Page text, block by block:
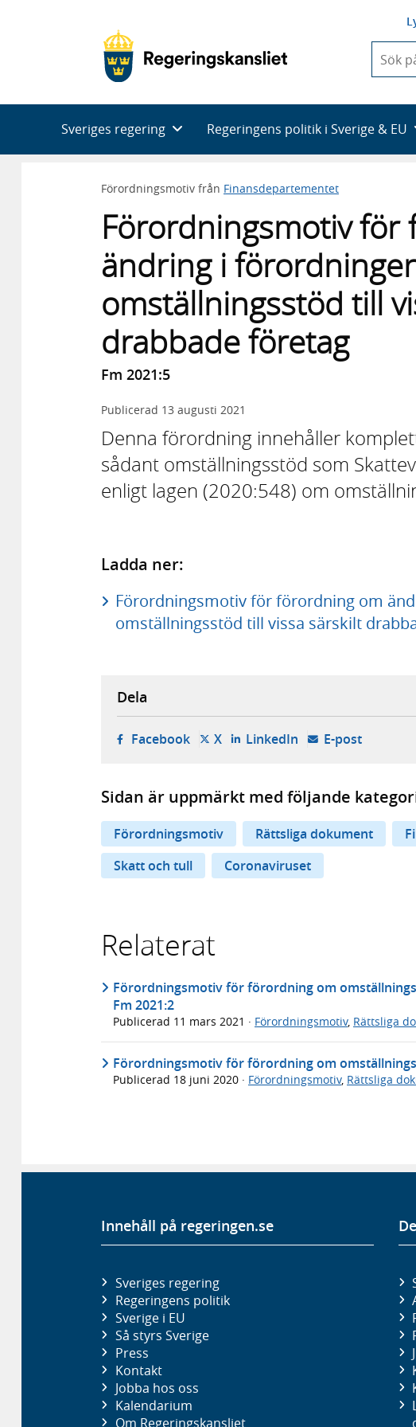
du
skriva
en
Sveriges regering Regeringens politik i Sverige & EU
Förordningsmotiv från Finansdepartementet
Förordningsmotiv för
ändring i
omställningsstöd till
drabbade företag
Fm 2021:5
Publicerad 13 augusti 2021
Denna förordning innehåller
sådant omställningsstöd som
enligt lagen (2020:548) om
Ladda ner:
Förordningsmotiv för förordning om
omställningsstöd till vissa särskilt
Dela
Facebook- öppnas i ny flik, extern webbplats,
X- öppnas i ny flik, extern
LinkedIn- öppnas i ny flik,
E-post- öppnar
Sidan är uppmärkt med följande
Förordningsmotiv Rättsliga dokument
Skatt och tull
Coronaviruset
Relaterat
Förordningsmotiv för förordning om
Fm 2021:2
Publicerad 11 mars 2021 · Förordningsmotiv, Rättsliga
Förordningsmotiv för förordning om
Publicerad 18 juni 2020 · Förordningsmotiv, Rättsliga
Innehåll på regeringen.se
Sveriges regering
Regeringens politik
Sverige i EU
Så styrs Sverige
Press
Kontakt
Jobba hos oss
Kalendarium
Om Regeringskansliet